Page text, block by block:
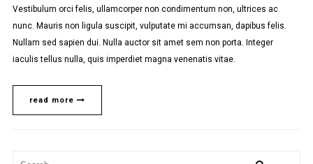
Vestibulum orci felis, ullamcorper non condimentum non, ultrices ac
nunc. Mauris non ligula suscipit, vulputate mi accumsan, dapibus felis.
Nullam sed sapien dui. Nulla auctor sit amet sem non porta. Integer
iaculis tellus nulla, quis imperdiet magna venenatis vitae.
read more